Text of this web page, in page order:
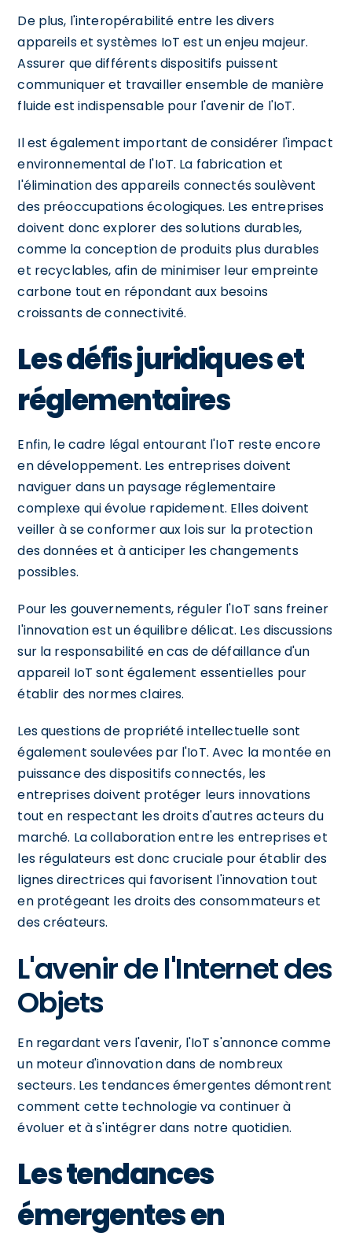
De plus, l'interopérabilité entre les divers
appareils et systèmes IoT est un enjeu majeur.
Assurer que différents dispositifs puissent
communiquer et travailler ensemble de manière
fluide est indispensable pour l'avenir de l'IoT.
Il est également important de considérer l'impact
environnemental de l'IoT. La fabrication et
l'élimination des appareils connectés soulèvent
des préoccupations écologiques. Les entreprises
doivent donc explorer des solutions durables,
comme la conception de produits plus durables
et recyclables, afin de minimiser leur empreinte
carbone tout en répondant aux besoins
croissants de connectivité.
Les défis juridiques et
réglementaires
Enfin, le cadre légal entourant l'IoT reste encore
en développement. Les entreprises doivent
naviguer dans un paysage réglementaire
complexe qui évolue rapidement. Elles doivent
veiller à se conformer aux lois sur la protection
des données et à anticiper les changements
possibles.
Pour les gouvernements, réguler l'IoT sans freiner
l'innovation est un équilibre délicat. Les discussions
sur la responsabilité en cas de défaillance d'un
appareil IoT sont également essentielles pour
établir des normes claires.
Les questions de propriété intellectuelle sont
également soulevées par l'IoT. Avec la montée en
puissance des dispositifs connectés, les
entreprises doivent protéger leurs innovations
tout en respectant les droits d'autres acteurs du
marché. La collaboration entre les entreprises et
les régulateurs est donc cruciale pour établir des
lignes directrices qui favorisent l'innovation tout
en protégeant les droits des consommateurs et
des créateurs.
L'avenir de l'Internet des
Objets
En regardant vers l'avenir, l'IoT s'annonce comme
un moteur d'innovation dans de nombreux
secteurs. Les tendances émergentes démontrent
comment cette technologie va continuer à
évoluer et à s'intégrer dans notre quotidien.
Les tendances
émergentes en